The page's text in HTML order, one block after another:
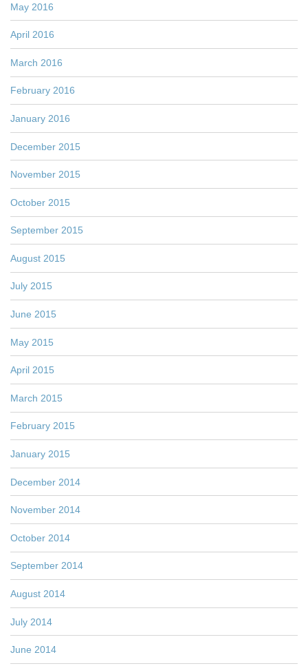
May 2016
April 2016
March 2016
February 2016
January 2016
December 2015
November 2015
October 2015
September 2015
August 2015
July 2015
June 2015
May 2015
April 2015
March 2015
February 2015
January 2015
December 2014
November 2014
October 2014
September 2014
August 2014
July 2014
June 2014